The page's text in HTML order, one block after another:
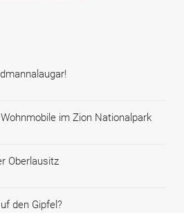
im Zion Nationalpark
Oberlausitz
den Gipfel?